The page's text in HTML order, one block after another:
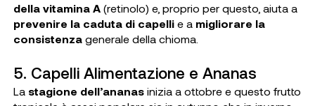
della vitamina A(retinolo) e, proprio per questo, aiuta a
prevenire la caduta di capellie a migliorare la
consistenzagenerale della chioma.
5. Capelli Alimentazione e Ananas
La stagione dell’ananasinizia a ottobre e questo frutto